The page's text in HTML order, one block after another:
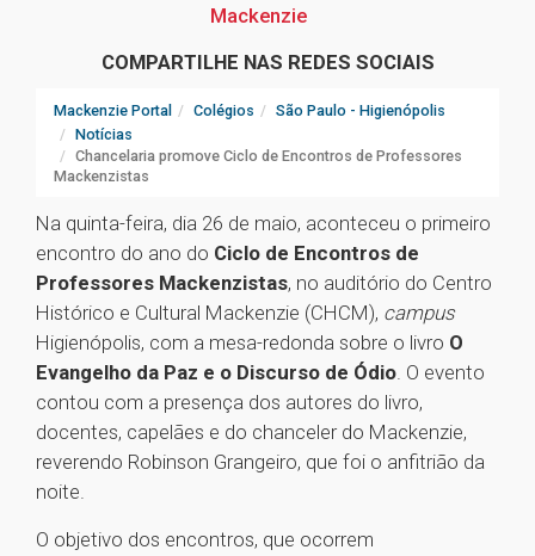
Mackenzie
COMPARTILHE NAS REDES SOCIAIS
Mackenzie Portal Colégios
São Paulo - Higienópolis
Notícias
Chancelaria promove Ciclo de Encontros de Professores
Mackenzistas
Na quinta-feira, dia 26 de maio, aconteceu o primeiro
encontro do ano do Ciclo de Encontros de
Professores Mackenzistas, no auditório do Centro
Histórico e Cultural Mackenzie (CHCM), campus
Higienópolis, com a mesa-redonda sobre o livro O
Evangelho da Paz e o Discurso de Ódio. O evento
contou com a presença dos autores do livro,
docentes, capelães e do chanceler do Mackenzie,
reverendo Robinson Grangeiro, que foi o anfitrião da
noite.
O objetivo dos encontros, que ocorrem